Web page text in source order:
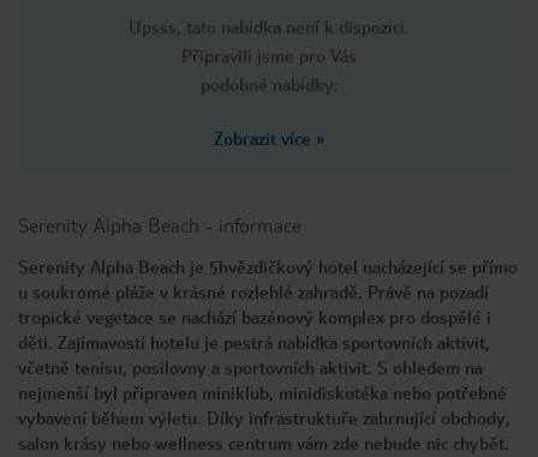
Upsss, tato nabídka není k dispozici.
Připravili jsme pro Vás
podobné nabídky:
Zobrazit více »
Serenity Alpha Beach - informace
Serenity Alpha Beach je 5hvězdičkový hotel nacházející se přímo
u soukromé pláže v krásné rozlehlé zahradě. Právě na pozadí
tropické vegetace se nachází bazénový komplex pro dospělé i
děti. Zajímavostí hotelu je pestrá nabídka sportovních aktivit,
včetně tenisu, posilovny a sportovních aktivit. S ohledem na
nejmenší byl připraven miniklub, minidiskotéka nebo potřebné
vybavení během výletu. Díky infrastruktuře zahrnující obchody,
salon krásy nebo wellness centrum vám zde nebude nic chybět.